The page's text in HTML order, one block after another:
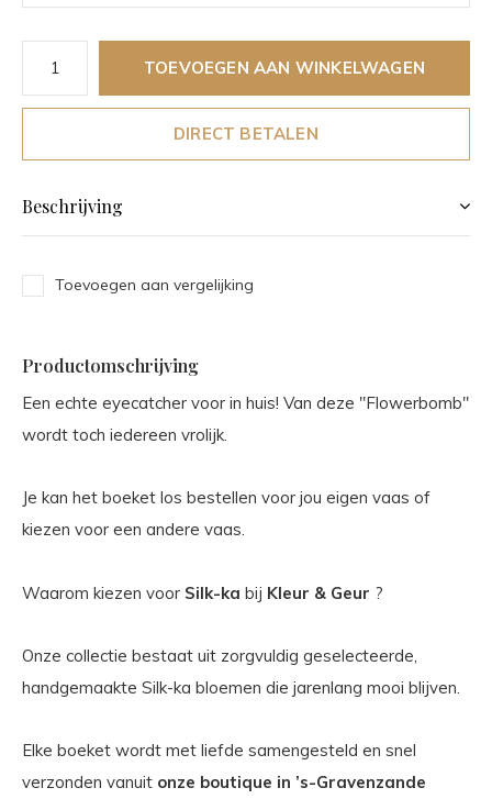
TOEVOEGEN AAN WINKELWAGEN
DIRECT BETALEN
Beschrijving
Toevoegen aan vergelijking
Productomschrijving
Een echte eyecatcher voor in huis! Van deze "Flowerbomb"
wordt toch iedereen vrolijk.
Je kan het boeket los bestellen voor jou eigen vaas of
kiezen voor een andere vaas.
Waarom kiezen voor Silk-ka bij Kleur & Geur ?
Onze collectie bestaat uit zorgvuldig geselecteerde,
handgemaakte Silk-ka bloemen die jarenlang mooi blijven.
Elke boeket wordt met liefde samengesteld en snel
verzonden vanuit onze boutique in ’s-Gravenzande